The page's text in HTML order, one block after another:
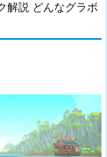
解説 どんなグラボ